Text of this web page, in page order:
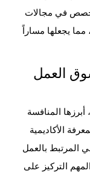
في مجالات
يجعلها مساراً
العمل
المنافسة
الأكاديمية
المرتبط بالعمل
التركيز على